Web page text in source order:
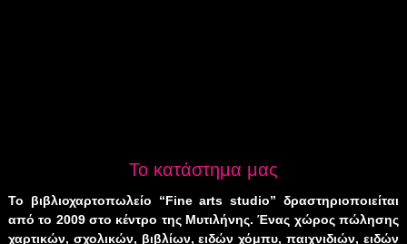
Το κατάστημα μας
Το βιβλιοχαρτοπωλείο “Fine arts studio” δραστηριοποιείται
από το 2009 στο κέντρο της Μυτιλήνης. Ένας χώρος πώλησης
χαρτικών, σχολικών, βιβλίων, ειδών χόμπυ, παιχνιδιών, ειδών